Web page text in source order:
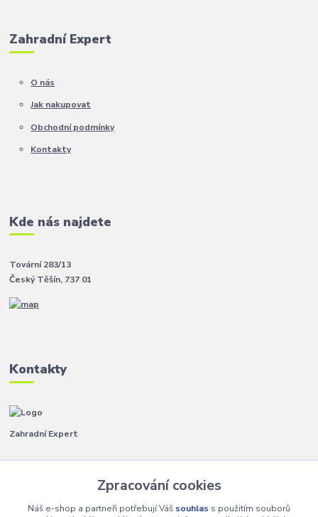
Zahradní Expert
O nás
Jak nakupovat
Obchodní podmínky
Kontakty
Kde nás najdete
Tovární 283/13
Český Těšín, 737 01
Kontakty
Zahradní Expert
Zpracování cookies
Náš e-shop a partneři potřebují Váš souhlas s použitím souborů